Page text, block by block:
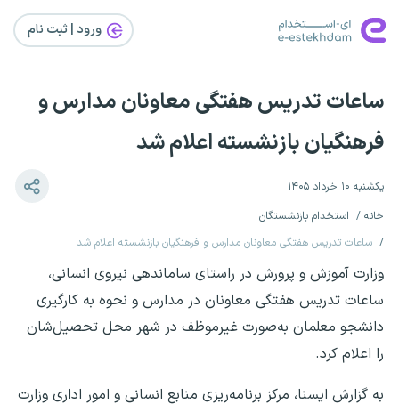
ورود | ثبت‌ نام
ساعات تدریس هفتگی معاونان مدارس و
فرهنگیان بازنشسته اعلام شد
یکشنبه ۱۰ خرداد ۱۴۰۵
خانه
استخدام بازنشستگان
ساعات تدریس هفتگی معاونان مدارس و فرهنگیان بازنشسته اعلام شد
وزارت آموزش و پرورش در راستای ساماندهی نیروی انسانی،
ساعات تدریس هفتگی معاونان در مدارس و نحوه به کارگیری
دانشجو معلمان به‌صورت غیرموظف در شهر محل تحصیل‌شان
را اعلام کرد.
به گزارش ایسنا، مرکز برنامه‌ریزی منابع انسانی و امور اداری وزارت